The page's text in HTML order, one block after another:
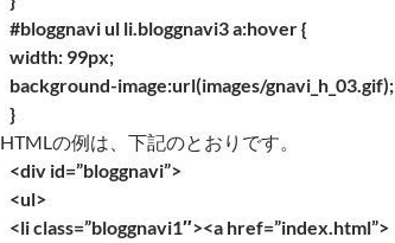
#bloggnavi ul li.bloggnavi3 a:hover {
width: 99px;
background-image:url(images/gnavi_h_03.gif);
}
HTMLの例は、下記のとおりです。
<div id=”bloggnavi”>
<ul>
<li class=”bloggnavi1″><a href=”index.html”>